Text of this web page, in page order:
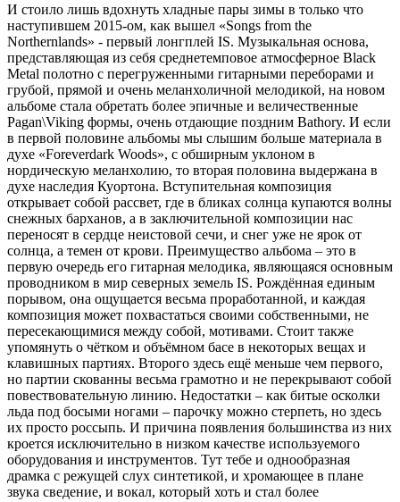
И стоило лишь вдохнуть хладные пары зимы в только что
наступившем 2015-ом, как вышел «Songs from the
Northernlands» - первый лонгплей IS. Музыкальная основа,
представляющая из себя среднетемповое атмосферное Black
Metal полотно с перегруженными гитарными переборами и
грубой, прямой и очень меланхоличной мелодикой, на новом
альбоме стала обретать более эпичные и величественные
Pagan\Viking формы, очень отдающие поздним Bathory. И если
в первой половине альбомы мы слышим больше материала в
духе «Foreverdark Woods», с обширным уклоном в
нордическую меланхолию, то вторая половина выдержана в
духе наследия Куортона. Вступительная композиция
открывает собой рассвет, где в бликах солнца купаются волны
снежных барханов, а в заключительной композиции нас
переносят в сердце неистовой сечи, и снег уже не ярок от
солнца, а темен от крови. Преимущество альбома – это в
первую очередь его гитарная мелодика, являющаяся основным
проводником в мир северных земель IS. Рождённая единым
порывом, она ощущается весьма проработанной, и каждая
композиция может похвастаться своими собственными, не
пересекающимися между собой, мотивами. Стоит также
упомянуть о чётком и объёмном басе в некоторых вещах и
клавишных партиях. Второго здесь ещё меньше чем первого,
но партии скованны весьма грамотно и не перекрывают собой
повествовательную линию. Недостатки – как битые осколки
льда под босыми ногами – парочку можно стерпеть, но здесь
их просто россыпь. И причина появления большинства из них
кроется исключительно в низком качестве используемого
оборудования и инструментов. Тут тебе и однообразная
драмка с режущей слух синтетикой, и хромающее в плане
звука сведение, и вокал, который хоть и стал более